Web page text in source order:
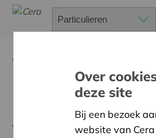
Happy Life
Terug naar overzicht
Over
deze site
Bij een bezoek
website van